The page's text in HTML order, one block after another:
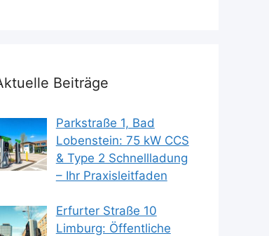
Beiträge
Parkstraße 1, Bad
Lobenstein: 75 kW CCS
& Type 2 Schnellladung
– Ihr Praxisleitfaden
Erfurter Straße 10
Limburg: Öffentliche